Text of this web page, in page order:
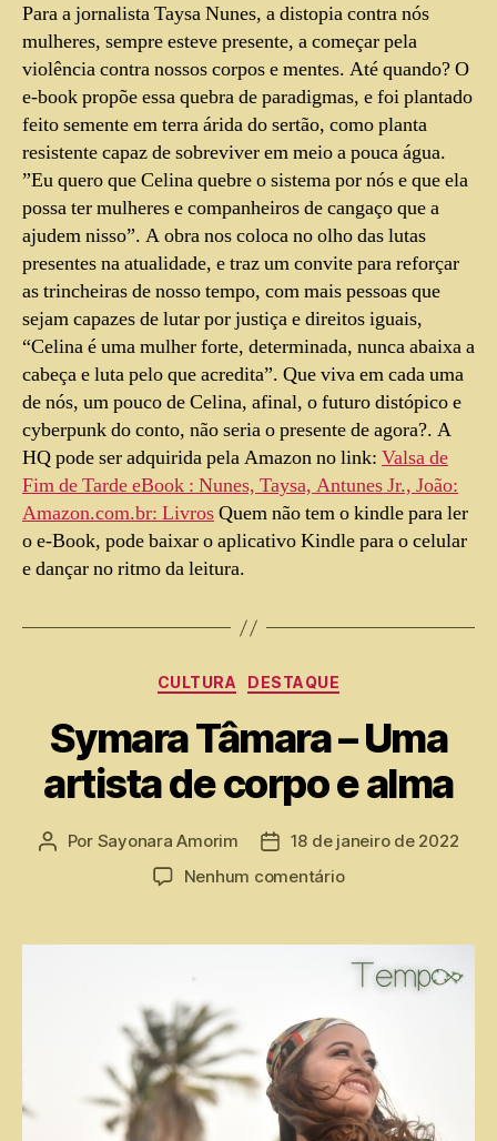
Para a jornalista Taysa Nunes, a distopia contra nós
mulheres, sempre esteve presente, a começar pela
violência contra nossos corpos e mentes. Até quando? O
e-book propõe essa quebra de paradigmas, e foi plantado
feito semente em terra árida do sertão, como planta
resistente capaz de sobreviver em meio a pouca água.
”Eu quero que Celina quebre o sistema por nós e que ela
possa ter mulheres e companheiros de cangaço que a
ajudem nisso”. A obra nos coloca no olho das lutas
presentes na atualidade, e traz um convite para reforçar
as trincheiras de nosso tempo, com mais pessoas que
sejam capazes de lutar por justiça e direitos iguais,
“Celina é uma mulher forte, determinada, nunca abaixa a
cabeça e luta pelo que acredita”. Que viva em cada uma
de nós, um pouco de Celina, afinal, o futuro distópico e
cyberpunk do conto, não seria o presente de agora?. A
HQ pode ser adquirida pela Amazon no link: Valsa de
Fim de Tarde eBook : Nunes, Taysa, Antunes Jr., João:
Amazon.com.br: LivrosQuem não tem o kindle para ler
o e-Book, pode baixar o aplicativo Kindle para o celular
e dançar no ritmo da leitura.
CULTURA DESTAQUE
Symara Tâmara – Uma
artista de corpo e alma
Por Sayonara Amorim
18 de janeiro de 2022
Nenhum comentário